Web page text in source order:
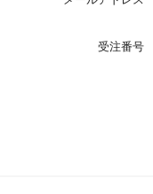
受注番号